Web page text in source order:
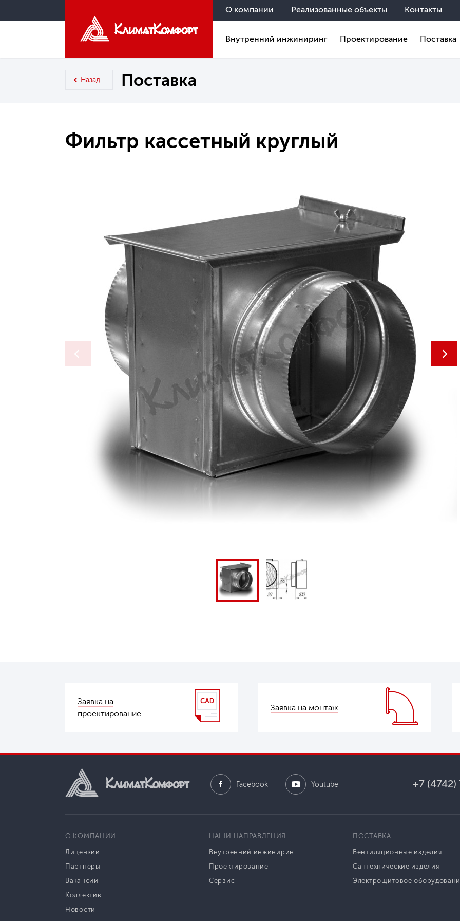
О компании Реализованные объекты Контакты
Внутренний инжиниринг Проектирование Поставка
Назад Поставка
Фильтр кассетный круглый
Заявка на
проектирование
Заявка на монтаж
Facebook Youtube +7
О КОМПАНИИ
Лицензии
Партнеры
Вакансии
Коллектив
Новости
НАШИ НАПРАВЛЕНИЯ
Внутренний инжиниринг
Проектирование
Сервис
ПОСТАВКА
Вентиляционные изделия
Сантехнические изделия
Электрощитовое